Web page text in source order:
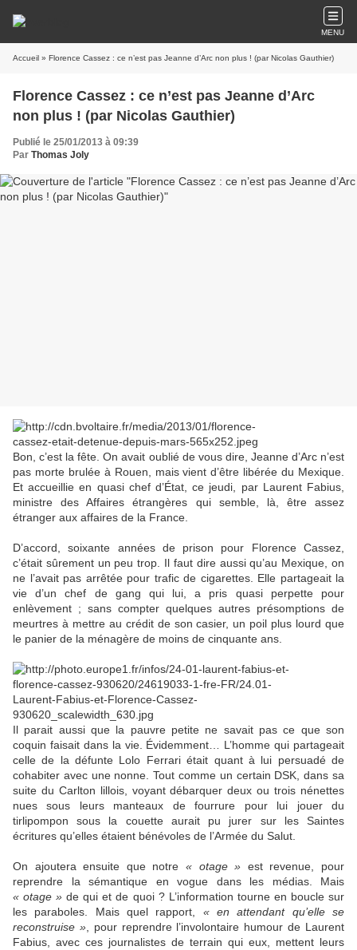
MENU
Accueil » Florence Cassez : ce n’est pas Jeanne d’Arc non plus ! (par Nicolas Gauthier)
Florence Cassez : ce n’est pas Jeanne d’Arc
non plus ! (par Nicolas Gauthier)
Publié le 25/01/2013 à 09:39
Par Thomas Joly
Bon, c’est la fête. On avait oublié de vous dire, Jeanne d’Arc n’est
pas morte brulée à Rouen, mais vient d’être libérée du Mexique.
Et accueillie en quasi chef d’État, ce jeudi, par Laurent Fabius,
ministre des Affaires étrangères qui semble, là, être assez
étranger aux affaires de la France.
D’accord, soixante années de prison pour Florence Cassez,
c’était sûrement un peu trop. Il faut dire aussi qu’au Mexique, on
ne l’avait pas arrêtée pour trafic de cigarettes. Elle partageait la
vie d’un chef de gang qui lui, a pris quasi perpette pour
enlèvement ; sans compter quelques autres présomptions de
meurtres à mettre au crédit de son casier, un poil plus lourd que
le panier de la ménagère de moins de cinquante ans.
Il parait aussi que la pauvre petite ne savait pas ce que son
coquin faisait dans la vie. Évidemment… L’homme qui partageait
celle de la défunte Lolo Ferrari était quant à lui persuadé de
cohabiter avec une nonne. Tout comme un certain DSK, dans sa
suite du Carlton lillois, voyant débarquer deux ou trois nénettes
nues sous leurs manteaux de fourrure pour lui jouer du
tirlipompon sous la couette aurait pu jurer sur les Saintes
écritures qu’elles étaient bénévoles de l’Armée du Salut.
On ajoutera ensuite que notre « otage » est revenue, pour
reprendre la sémantique en vogue dans les médias. Mais
« otage » de qui et de quoi ? L’information tourne en boucle sur
les paraboles. Mais quel rapport, « en attendant qu’elle se
reconstruise », pour reprendre l’involontaire humour de Laurent
Fabius, avec ces journalistes de terrain qui eux, mettent leurs